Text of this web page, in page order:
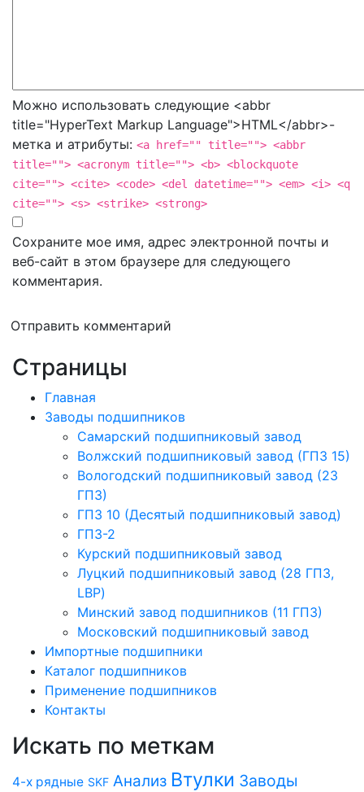
Можно использовать следующие <abbr
title="HyperText Markup Language">HTML</abbr>-
метка и атрибуты: <a href="" title=""> <abbr
title=""> <acronym title=""> <b> <blockquote
cite=""> <cite> <code> <del datetime=""> <em> <i> <q
cite=""> <s> <strike> <strong>
Сохраните мое имя, адрес электронной почты и
веб-сайт в этом браузере для следующего
комментария.
Отправить комментарий
Страницы
Главная
Заводы подшипников
Cамарский подшипниковый завод
Волжский подшипниковый завод (ГПЗ 15)
Вологодский подшипниковый завод (23
ГПЗ)
ГПЗ 10 (Десятый подшипниковый завод)
ГПЗ-2
Курский подшипниковый завод
Луцкий подшипниковый завод (28 ГПЗ,
LBP)
Минский завод подшипников (11 ГПЗ)
Московский подшипниковый завод
Импортные подшипники
Каталог подшипников
Применение подшипников
Контакты
Искать по меткам
4-х рядные SKF Анализ Втулки Заводы